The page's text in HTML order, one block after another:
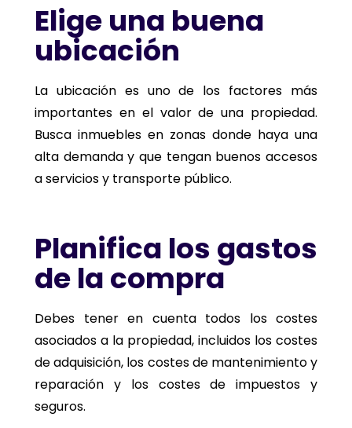
Elige una buena
ubicación
La ubicación es uno de los factores más
importantes en el valor de una propiedad.
Busca inmuebles en zonas donde haya una
alta demanda y que tengan buenos accesos
a servicios y transporte público.
Planifica los gastos
de la compra
Debes tener en cuenta todos los costes
asociados a la propiedad, incluidos los costes
de adquisición, los costes de mantenimiento y
reparación y los costes de impuestos y
seguros.